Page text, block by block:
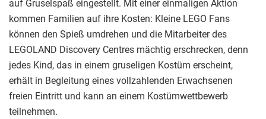
auf Gruselspaß eingestellt. Mit einer einmaligen Aktion
kommen Familien auf ihre Kosten: Kleine LEGO Fans
können den Spieß umdrehen und die Mitarbeiter des
LEGOLAND Discovery Centres mächtig erschrecken, denn
jedes Kind, das in einem gruseligen Kostüm erscheint,
erhält in Begleitung eines vollzahlenden Erwachsenen
freien Eintritt und kann an einem Kostümwettbewerb
teilnehmen.